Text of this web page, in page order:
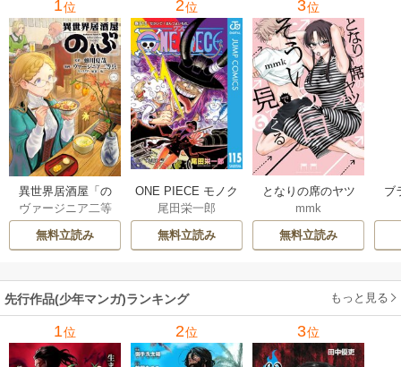
1位
異世界居酒屋「の
ぶ」
ヴァージニア二等
蝉川夏哉
無料立読み
2位
ONE PIECE モノク
ロ版
尾田栄一郎
無料立読み
3位
となりの席のヤツ
がそういう目で見
てくる
mmk
無料立読み
ブ
先行作品(少年マンガ)ランキング もっと見る
1位 2位 3位